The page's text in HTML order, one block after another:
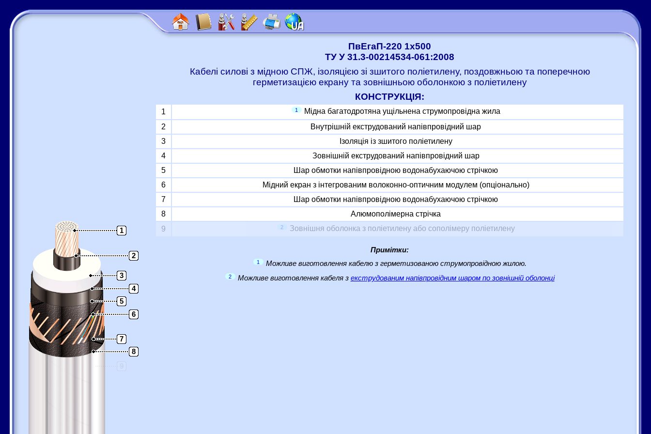
1
2
3
4
5
6
7
8
9
ПвЕгаП-220 1x500
ТУ У 31.3-00214534-061:2008
Кабелі силові з мідною СПЖ, ізоляцією зі зшитого поліетилену, поздовжньою та поперечною
герметизацією екрану та зовнішньою оболонкою з поліетилену
КОНСТРУКЦІЯ:
1 1
Мідна багатодротяна ущільнена струмопровідна жила
2
Внутрішній екструдований напівпровідний шар
3
Ізоляція із зшитого поліетилену
4
Зовнішній екструдований напівпровідний шар
5
Шар обмотки напівпровідною водонабухаючою стрічкою
6
Мідний екран з інтегрованим волоконно-оптичним модулем (опціонально)
7
Шар обмотки напівпровідною водонабухаючою стрічкою
8
Алюмополімерна стрічка
9
2 Зовнішня оболонка з поліетилену або сополімеру поліетилену
Примітки:
1 Можливе виготовлення кабелю з герметизованою струмопровідною жилою.
2 Можливе виготовлення кабеля з екструдованим напівпровідним шаром по зовнішній оболонці